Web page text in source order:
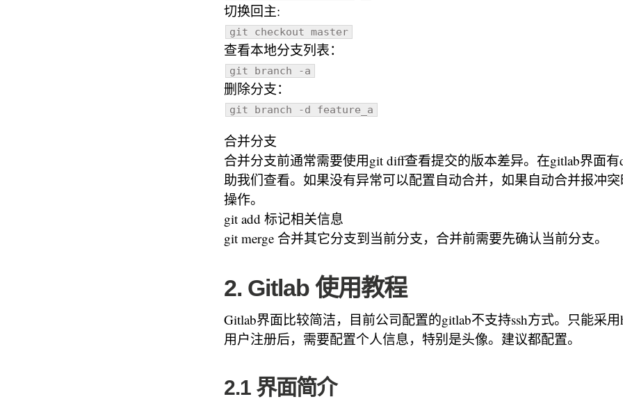
切换回主:
git checkout master
查看本地分支列表：
git branch -a
删除分支：
git branch -d feature_a
合并分支
合并分支前通常需要使用git diff查看提交的版本差异。在gitlab界面
助我们查看。如果没有异常可以配置自动合并，如果自动合并报冲
操作。
git add 标记相关信息
git merge 合并其它分支到当前分支，合并前需要先确认当前分支。
2. Gitlab 使用教程
Gitlab界面比较简洁，目前公司配置的gitlab不支持ssh方式。只能采
用户注册后，需要配置个人信息，特别是头像。建议都配置。
2.1 界面简介